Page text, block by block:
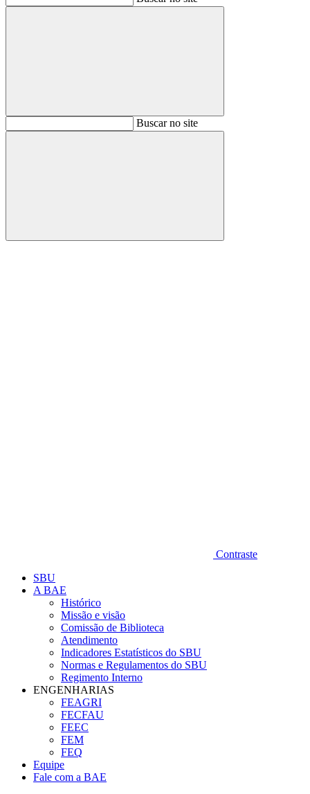
BuscarBuscar no site
Buscar
Contraste
SBU
A BAE
Histórico
Missão e visão
Comissão de Biblioteca
Atendimento
Indicadores Estatísticos do SBU
Normas e Regulamentos do SBU
Regimento Interno
ENGENHARIAS
FEAGRI
FECFAU
FEEC
FEM
FEQ
Equipe
Fale com a BAE